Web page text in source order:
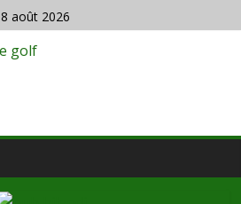
8 août 2026